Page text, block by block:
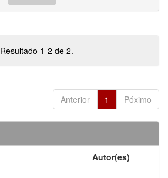
Resultado 1-2 de 2.
Anterior 1 Póximo
Autor(es)